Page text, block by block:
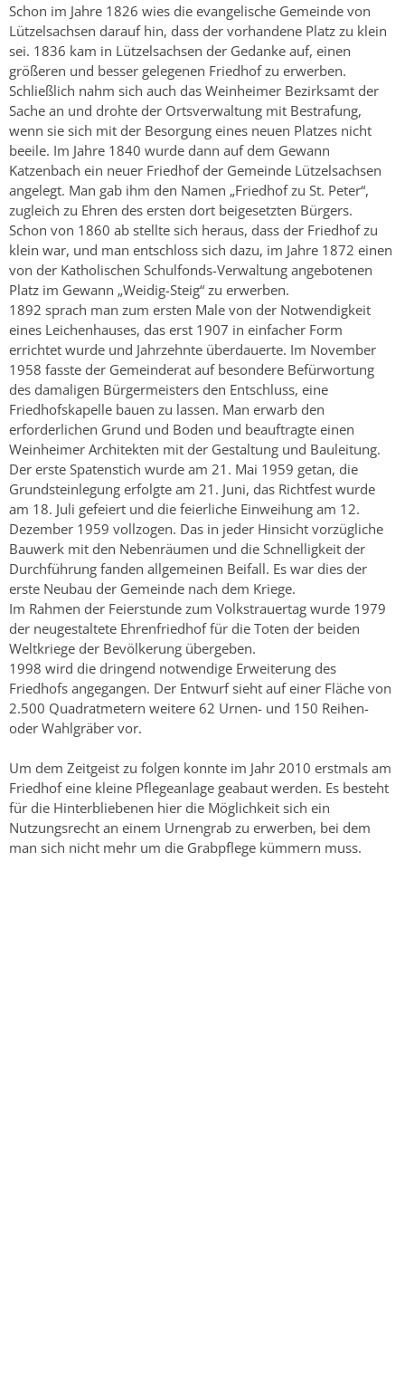
Schon im Jahre 1826 wies die evangelische Gemeinde von
Lützelsachsen darauf hin, dass der vorhandene Platz zu klein
sei. 1836 kam in Lützelsachsen der Gedanke auf, einen
größeren und besser gelegenen Friedhof zu erwerben.
Schließlich nahm sich auch das Weinheimer Bezirksamt der
Sache an und drohte der Ortsverwaltung mit Bestrafung,
wenn sie sich mit der Besorgung eines neuen Platzes nicht
beeile. Im Jahre 1840 wurde dann auf dem Gewann
Katzenbach ein neuer Friedhof der Gemeinde Lützelsachsen
angelegt. Man gab ihm den Namen „Friedhof zu St. Peter“,
zugleich zu Ehren des ersten dort beigesetzten Bürgers.
Schon von 1860 ab stellte sich heraus, dass der Friedhof zu
klein war, und man entschloss sich dazu, im Jahre 1872 einen
von der Katholischen Schulfonds-Verwaltung angebotenen
Platz im Gewann „Weidig-Steig“ zu erwerben.
1892 sprach man zum ersten Male von der Notwendigkeit
eines Leichenhauses, das erst 1907 in einfacher Form
errichtet wurde und Jahrzehnte überdauerte. Im November
1958 fasste der Gemeinderat auf besondere Befürwortung
des damaligen Bürgermeisters den Entschluss, eine
Friedhofskapelle bauen zu lassen. Man erwarb den
erforderlichen Grund und Boden und beauftragte einen
Weinheimer Architekten mit der Gestaltung und Bauleitung.
Der erste Spatenstich wurde am 21. Mai 1959 getan, die
Grundsteinlegung erfolgte am 21. Juni, das Richtfest wurde
am 18. Juli gefeiert und die feierliche Einweihung am 12.
Dezember 1959 vollzogen. Das in jeder Hinsicht vorzügliche
Bauwerk mit den Nebenräumen und die Schnelligkeit der
Durchführung fanden allgemeinen Beifall. Es war dies der
erste Neubau der Gemeinde nach dem Kriege.
Im Rahmen der Feierstunde zum Volkstrauertag wurde 1979
der neugestaltete Ehrenfriedhof für die Toten der beiden
Weltkriege der Bevölkerung übergeben.
1998 wird die dringend notwendige Erweiterung des
Friedhofs angegangen. Der Entwurf sieht auf einer Fläche von
2.500 Quadratmetern weitere 62 Urnen- und 150 Reihen-
oder Wahlgräber vor.
Um dem Zeitgeist zu folgen konnte im Jahr 2010 erstmals am
Friedhof eine kleine Pflegeanlage geabaut werden. Es besteht
für die Hinterbliebenen hier die Möglichkeit sich ein
Nutzungsrecht an einem Urnengrab zu erwerben, bei dem
man sich nicht mehr um die Grabpflege kümmern muss.